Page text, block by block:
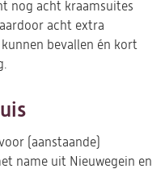
nog acht kraamsuites
acht extra
bevallen én kort
(aanstaande)
name uit Nieuwegein en